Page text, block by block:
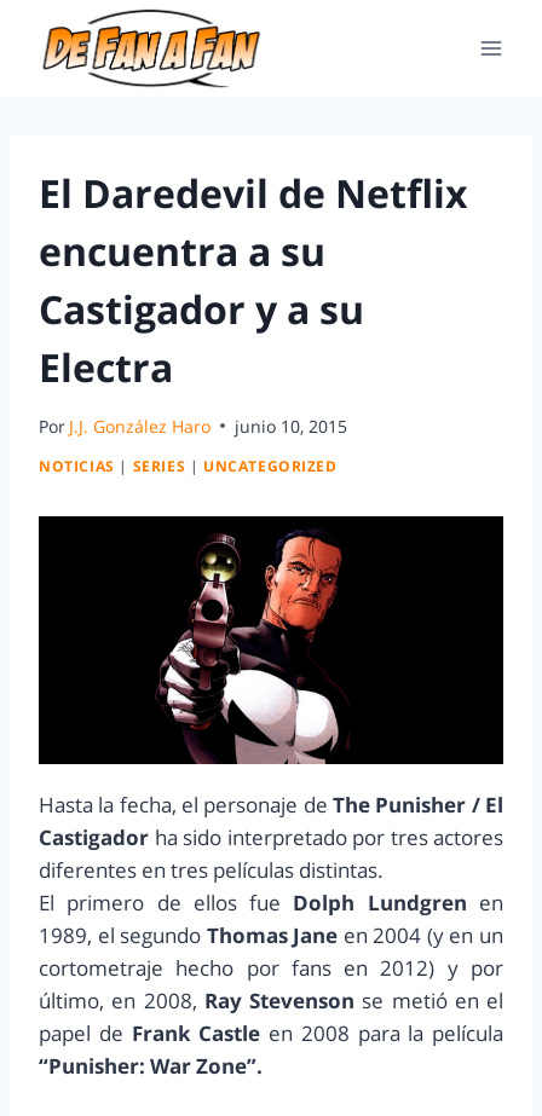
El Daredevil de Netflix
encuentra a su
Castigador y a su
Electra
Por J.J. González Haro junio 10, 2015
NOTICIAS | SERIES | UNCATEGORIZED
Hasta la fecha, el personaje de The Punisher / El
Castigador ha sido interpretado por tres actores
diferentes en tres películas distintas.
El primero de ellos fue Dolph Lundgren en
1989, el segundo Thomas Jane en 2004 (y en un
cortometraje hecho por fans en 2012) y por
último, en 2008, Ray Stevenson se metió en el
papel de Frank Castle en 2008 para la película
“Punisher: War Zone”.